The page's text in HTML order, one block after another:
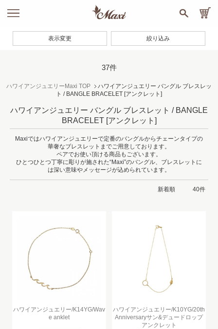
37件
ハワイアンジュエリーMaxi TOP
ハワイアンジュエリー バングル ブレスレッ
ト / BANGLE BRACELET [アンクレット]
ハワイアンジュエリー バングル ブレスレット / BANGLE
BRACELET [アンクレット]
Maxiではハワイアンジュエリーで定番のバングルからチェーンタイプの
華奢なブレスレットまでご用意しております。
ペアでお使い頂ける商品もございます。
ひとつひとつ丁寧に彫りが施された“Maxi”のバングル、ブレスレットに
は深い意味やメッセージが込められています。
ハワイアンジュエリー/K14YG/Wav
e anklet
ハワイアンジュエリー/K10YG/20th
Anniversaryサン&デュードロップ
アンクレット
表示変更 絞り込み